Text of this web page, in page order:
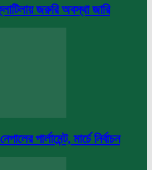
জরুরি অবস্থা জারি
পার্লামেন্ট, মার্চে নির্বাচন